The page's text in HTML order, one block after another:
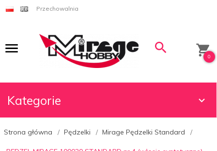
Przechowalnia
0
Kategorie
Strona główna Pędzelki Mirage Pędzelki Standard